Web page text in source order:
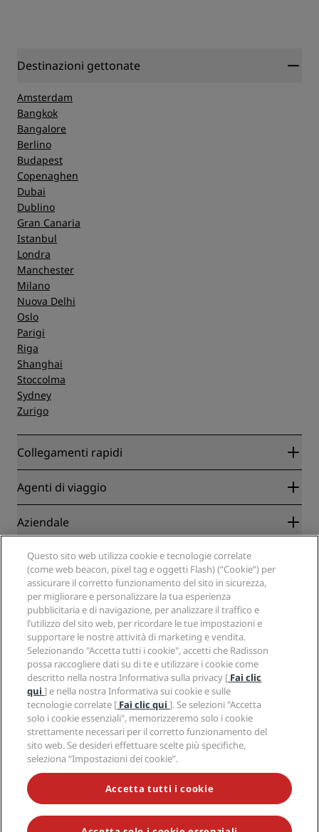
Destinazioni gettonate
Amsterdam
Bangkok
Bangalore
Berlino
Budapest
Copenaghen
Dubai
Dublino
Gran Canaria
Istanbul
Londra
Manchester
Milano
Nuova Delhi
Oslo
Parigi
Riga
Shanghai
Stoccolma
Sydney
Zurigo
Collegamenti rapidi
Radisson Rewards
Blog
Destinazioni
APP Radisson Hotels
Hotel Approvati per sport
Hotel per famiglie
Salute e sicurezza
Agenti di viaggio
Partner
Agenti di viaggio
Aziendale
Radisson Hotel Group
Media
Opportunità di lavoro in RHG
Opportunità di lavoro in PPHE
Opportunità di lavoro in EHL
The Club by RHG
Opportunità di sviluppo
Responsible Business
Approvvigionamento
Note legali
Centro sulla privacy
Note legali
Termini e condizioni di Radisson Rewards
Termini e condizioni di utilizzo del sito
Accessibilità digitale
Dichiarazione sulla schiavitù moderna
Aiuto
Avvisi per i consumatori
Contatti
Domande frequenti
Mappa del sito
Social media
Marchi Radisson Hotels
NON LASCIARTI SFUGGIRE LE NOSTRE OFFERTE MIGLIORI
Questo sito web utilizza cookie e tecnologie correlate
(come web beacon, pixel tag e oggetti Flash) (“Cookie”) per
assicurare il corretto funzionamento del sito in sicurezza,
per migliorare e personalizzare la tua esperienza
pubblicitaria e di navigazione, per analizzare il traffico e
l’utilizzo del sito web, per ricordare le tue impostazioni e
supportare le nostre attività di marketing e vendita.
Selezionando "Accetta tutti i cookie", accetti che Radisson
possa raccogliere dati su di te e utilizzare i cookie come
descritto nella nostra Informativa sulla privacy [ Fai clic
qui] e nella nostra Informativa sui cookie e sulle
tecnologie correlate [ Fai clic qui]. Se selezioni "Accetta
solo i cookie essenziali", memorizzeremo solo i cookie
strettamente necessari per il corretto funzionamento del
sito web. Se desideri effettuare scelte più specifiche,
seleziona “Impostazioni dei cookie”.
Accetta tutti i cookie